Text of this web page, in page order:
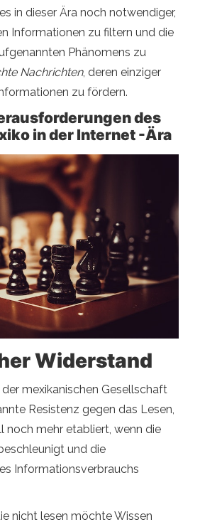
in dieser Ära noch notwendiger,
Informationen zu filtern und die
Phänomens zu
Nachrichten, deren einziger
zu fördern.
des
in der Internet -Ära
Widerstand
mexikanischen Gesellschaft
Resistenz gegen das Lesen,
noch mehr etabliert, wenn die
und die
Informationsverbrauchs
nicht lesen möchte Wissen